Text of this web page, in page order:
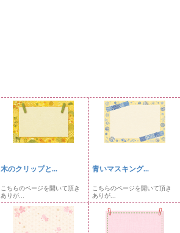
木のクリップと...
こちらのページを開いて頂き
ありが...
青いマスキング...
こちらのページを開いて頂き
ありが...